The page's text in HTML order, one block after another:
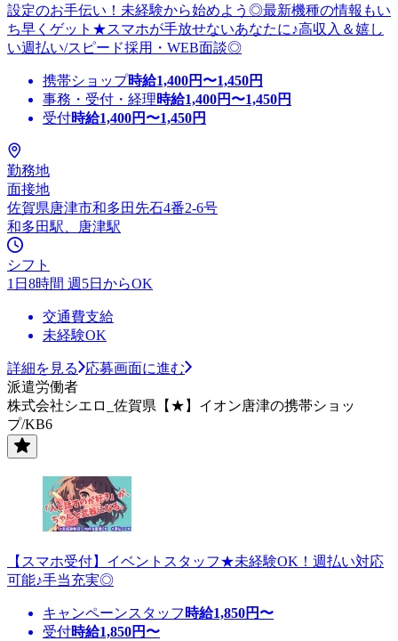
設定のお手伝い！未経験から始めよう◎最新機種の情報もい
ち早くゲット★スマホが手放せないあなたに♪高収入＆嬉し
い週払い/スピード採用・WEB面談◎
携帯ショップ時給1,400円〜1,450円
事務・受付・経理時給1,400円〜1,450円
受付時給1,400円〜1,450円
勤務地
面接地
佐賀県唐津市和多田先石4番2-6号
和多田駅、唐津駅
シフト
1日8時間 週5日からOK
交通費支給
未経験OK
詳細を見る
応募画面に進む
派遣労働者
株式会社シエロ_佐賀県【★】イオン唐津の携帯ショッ
プ/KB6
【スマホ受付】イベントスタッフ★未経験OK！週払い対応
可能♪手当充実◎
キャンペーンスタッフ 時給1,850円〜
受付時給1,850円〜